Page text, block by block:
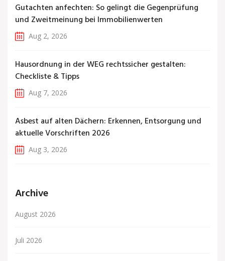
Gutachten anfechten: So gelingt die Gegenprüfung
und Zweitmeinung bei Immobilienwerten
Aug 2, 2026
Hausordnung in der WEG rechtssicher gestalten:
Checkliste & Tipps
Aug 7, 2026
Asbest auf alten Dächern: Erkennen, Entsorgung und
aktuelle Vorschriften 2026
Aug 3, 2026
Archive
August 2026
Juli 2026